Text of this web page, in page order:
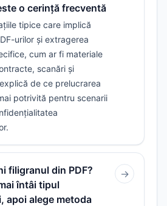
o cerință frecventă
tipice care implică
urilor și extragerea
cum ar fi materiale
scanări și
de ce prelucrarea
potrivită pentru scenarii
filigranul din PDF?
întâi tipul
apoi alege metoda
→